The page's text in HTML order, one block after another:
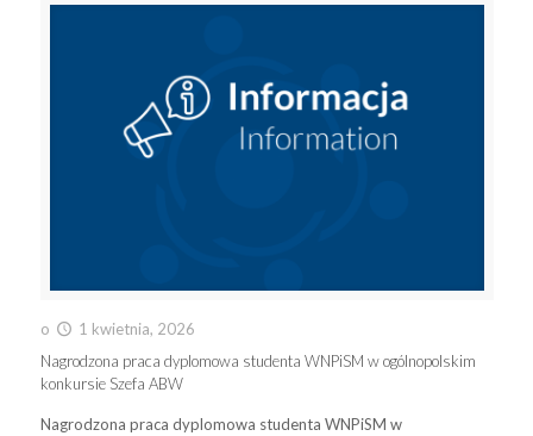
o
1 kwietnia, 2026
Nagrodzona praca dyplomowa studenta WNPiSM w ogólnopolskim
konkursie Szefa ABW
Nagrodzona praca dyplomowa studenta WNPiSM w